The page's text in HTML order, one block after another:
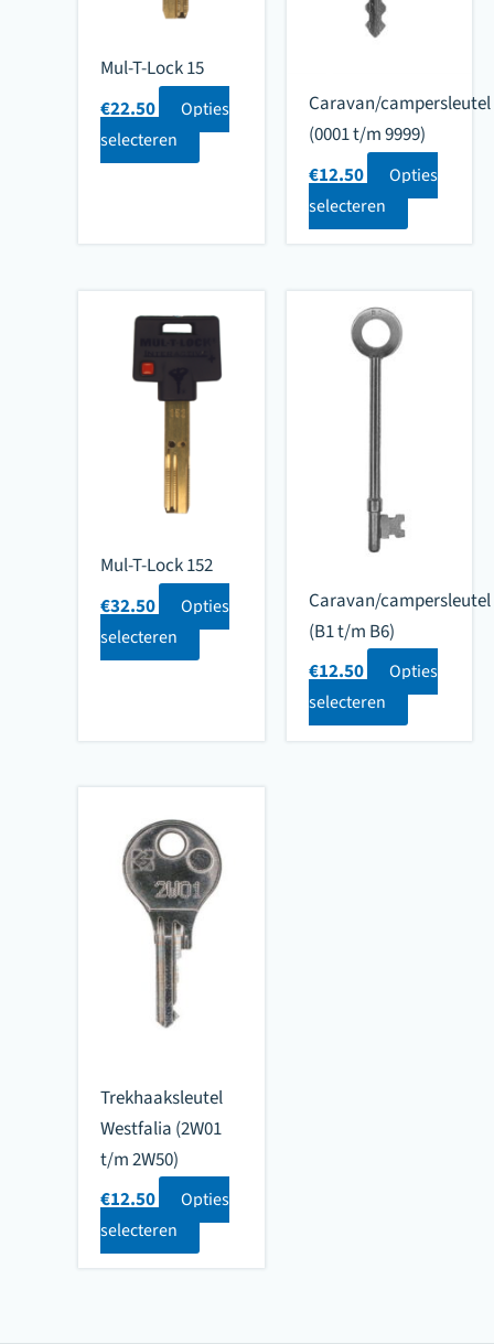
Mul-T-Lock 15
€22.50
Opties
selecteren
Caravan/campersleutel
(0001 t/m 9999)
€12.50
Opties
selecteren
Mul-T-Lock 152
€32.50
Opties
selecteren
Caravan/campersleutel
(B1 t/m B6)
€12.50
Opties
selecteren
Trekhaaksleutel
Westfalia (2W01
t/m 2W50)
€12.50
Opties
selecteren